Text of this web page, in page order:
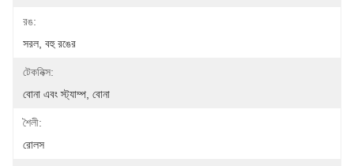
রঙ:
সরল, বহু রঙের
টেকনিক্স:
বোনা এবং স্ট্যাম্প, বোনা
শৈলী:
রোলস